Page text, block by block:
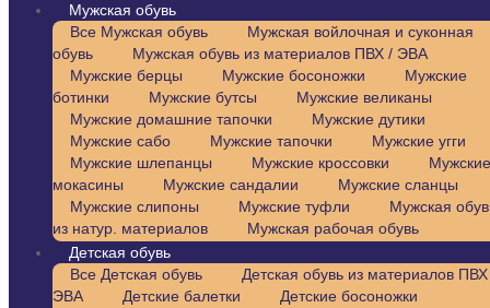
Мужская обувь
Все Мужская обувь
Мужская войлочная и суконная
обувь
Мужская обувь из материалов ПВХ / ЭВА
Мужские берцы
Мужские босоножки
Мужские
ботинки
Мужские бутсы
Мужские великаны
Мужские домашние тапочки
Мужские дутики
Мужские сабо
Мужские тапочки
Мужские угги
Мужские шлепанцы
Мужские кроссовки
Мужские
мокасины
Мужские сандалии
Мужские сланцы
Мужские слипоны
Мужские туфли
Мужская
из натур. материалов
Мужская рабочая обувь
Детская обувь
Все Детская обувь
Детская обувь из материалов
ЭВА
Детские балетки
Детские босоножки